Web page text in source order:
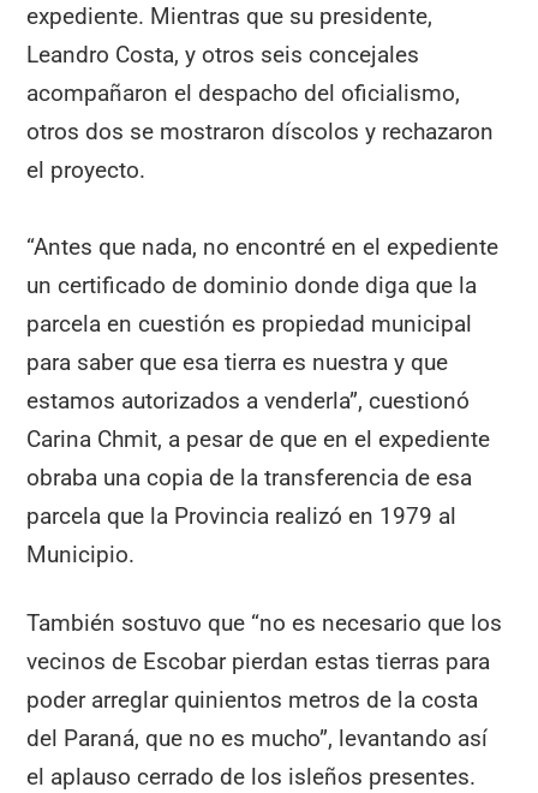
expediente. Mientras que su presidente,
Leandro Costa, y otros seis concejales
acompañaron el despacho del oficialismo,
otros dos se mostraron díscolos y rechazaron
el proyecto.
“Antes que nada, no encontré en el expediente
un certificado de dominio donde diga que la
parcela en cuestión es propiedad municipal
para saber que esa tierra es nuestra y que
estamos autorizados a venderla”, cuestionó
Carina Chmit, a pesar de que en el expediente
obraba una copia de la transferencia de esa
parcela que la Provincia realizó en 1979 al
Municipio.
También sostuvo que “no es necesario que los
vecinos de Escobar pierdan estas tierras para
poder arreglar quinientos metros de la costa
del Paraná, que no es mucho”, levantando así
el aplauso cerrado de los isleños presentes.